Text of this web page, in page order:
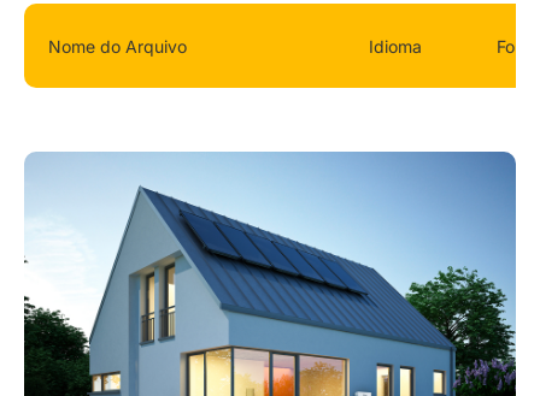
Nome do Arquivo Idioma